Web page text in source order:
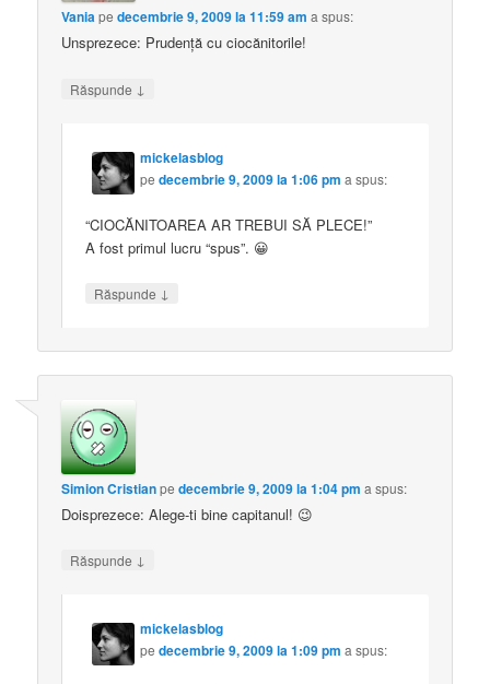
Vaniapedecembrie 9, 2009 la 11:59 am a spus:
Unsprezece: Prudenţă cu ciocănitorile!
Răspunde ↓
mickelasblog
pedecembrie 9, 2009 la 1:06 pm a spus:
“CIOCĂNITOAREA AR TREBUI SĂ PLECE!”
A fost primul lucru “spus”. 😀
Răspunde ↓
Simion Cristianpedecembrie 9, 2009 la 1:04 pm a spus:
Doisprezece: Alege-ti bine capitanul! 😉
Răspunde ↓
mickelasblog
pedecembrie 9, 2009 la 1:09 pm a spus: